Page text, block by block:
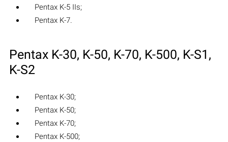
Pentax K-5 IIs;
Pentax K-7.
Pentax K-30, K-50, K-70, K-500, K-S1,
K-S2
Pentax K-30;
Pentax K-50;
Pentax K-70;
Pentax K-500;